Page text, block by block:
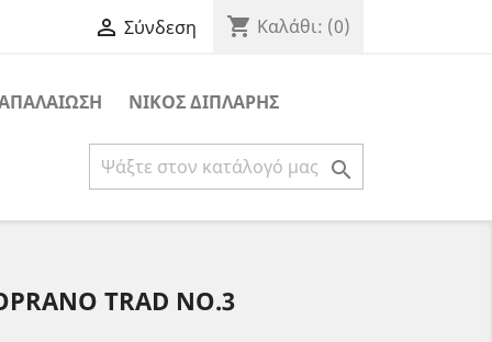
 Σύνδεση shopping_cart Καλάθι: (0)
ΝΙΚΟΣ ΔΙΠΛΑΡΗΣ

TRAD NO.3